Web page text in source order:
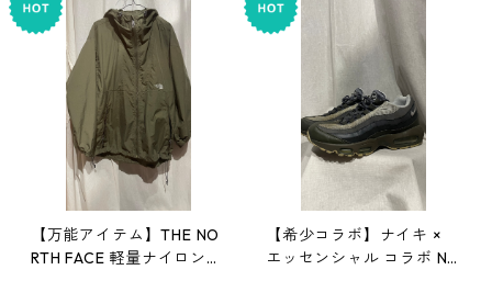
【万能アイテム】THE NO
RTH FACE 軽量ナイロンパ
【希少コラボ】ナイキ ×
エッセンシャル コラボ NI